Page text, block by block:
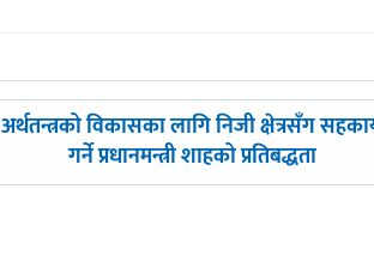
अघिल्लाे
अर्थतन्त्रको विकासका लागि निजी क्षेत्रसँग
गर्ने प्रधानमन्त्री शाहको प्रतिबद्धता